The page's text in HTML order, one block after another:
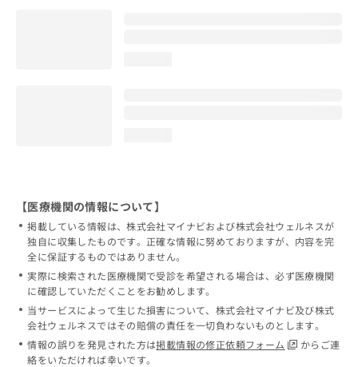
【医療機関の情報について】
掲載している情報は、株式会社マイナビおよび株式会社ウェルネスが
独自に収集したものです。正確な情報に努めておりますが、内容を完
全に保証するものではありません。
実際に検索された医療機関で受診を希望される場合は、必ず医療機関
に確認していただくことをお勧めします。
当サービスによって生じた損害について、株式会社マイナビ及び株式
会社ウェルネスではその賠償の責任を一切負わないものとします。
情報の誤りを発見された方は掲載情報の修正依頼フォーム
からご連
絡をいただければ幸いです。